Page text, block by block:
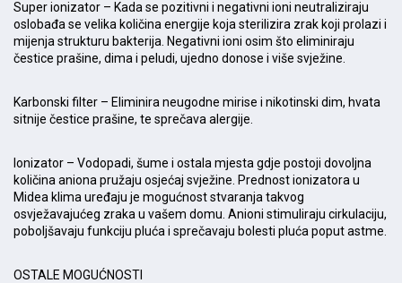
Super ionizator – Kada se pozitivni i negativni ioni neutraliziraju
oslobađa se velika količina energije koja sterilizira zrak koji prolazi i
mijenja strukturu bakterija. Negativni ioni osim što eliminiraju
čestice prašine, dima i peludi, ujedno donose i više svježine.
Karbonski filter – Eliminira neugodne mirise i nikotinski dim, hvata
sitnije čestice prašine, te sprečava alergije.
Ionizator – Vodopadi, šume i ostala mjesta gdje postoji dovoljna
količina aniona pružaju osjećaj svježine. Prednost ionizatora u
Midea klima uređaju je mogućnost stvaranja takvog
osvježavajućeg zraka u vašem domu. Anioni stimuliraju cirkulaciju,
poboljšavaju funkciju pluća i sprečavaju bolesti pluća poput astme.
OSTALE MOGUĆNOSTI